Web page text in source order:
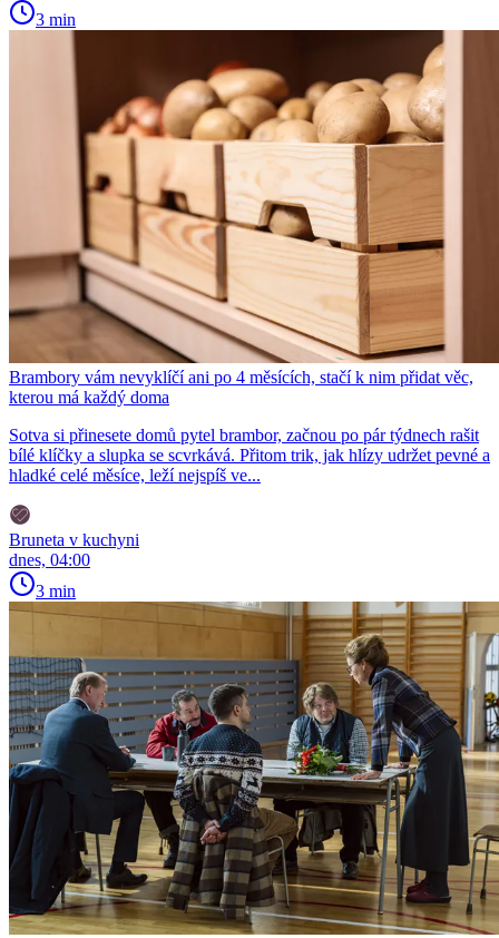
3 min
Brambory vám nevyklíčí ani po 4 měsících, stačí k nim přidat věc,
kterou má každý doma
Sotva si přinesete domů pytel brambor, začnou po pár týdnech rašit
bílé klíčky a slupka se scvrkává. Přitom trik, jak hlízy udržet pevné a
hladké celé měsíce, leží nejspíš ve...
Bruneta v kuchyni
dnes, 04:00
3 min